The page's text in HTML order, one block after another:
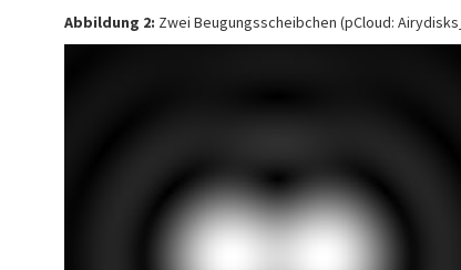
Abbildung 2: Zwei Beugungsscheibchen (pCloud: